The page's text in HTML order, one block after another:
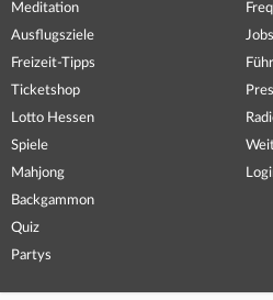
Meditation
Ausflugsziele
Freizeit-Tipps
Ticketshop
Lotto Hessen
Spiele
Mahjong
Backgammon
Quiz
Partys
Jobs